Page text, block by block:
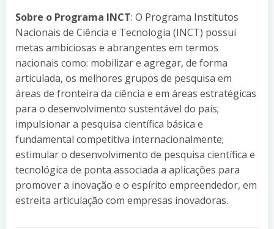
Sobre o Programa INCT: O Programa Institutos
Nacionais de Ciência e Tecnologia (INCT) possui
metas ambiciosas e abrangentes em termos
nacionais como: mobilizar e agregar, de forma
articulada, os melhores grupos de pesquisa em
áreas de fronteira da ciência e em áreas estratégicas
para o desenvolvimento sustentável do país;
impulsionar a pesquisa científica básica e
fundamental competitiva internacionalmente;
estimular o desenvolvimento de pesquisa científica e
tecnológica de ponta associada a aplicações para
promover a inovação e o espírito empreendedor, em
estreita articulação com empresas inovadoras.